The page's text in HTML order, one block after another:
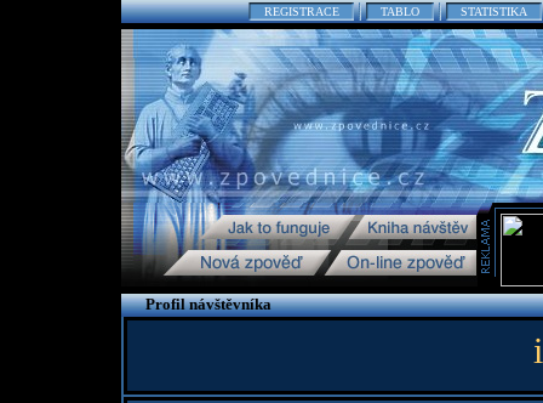
REGISTRACE TABLO STATISTIKA
Profil návštěvníka